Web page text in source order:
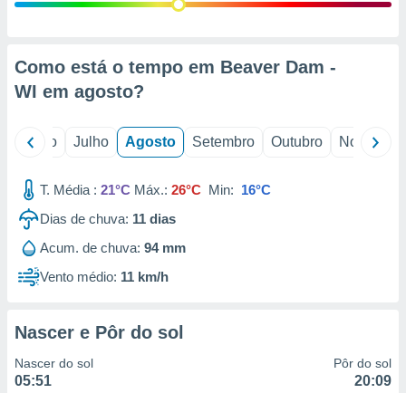
estudos
1199
Como está o tempo em Beaver Dam -
WI em agosto?
Junho Julho Agosto Setembro Outubro Novembro
T. Média : 21°C Máx.: 26°C Min: 16°C
Dias de chuva: 11 dias
Acum. de chuva: 94 mm
Vento médio: 11 km/h
Nascer e Pôr do sol
Nascer do sol
05:51
Pôr do sol
20:09